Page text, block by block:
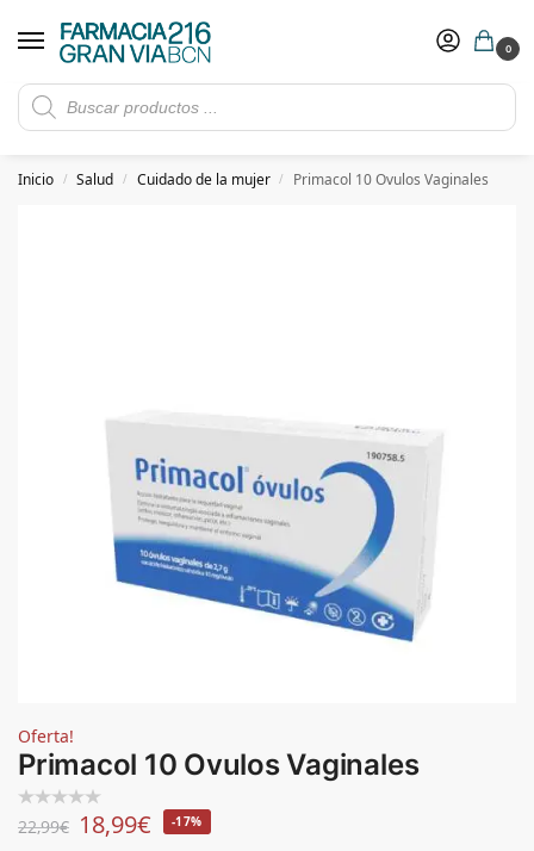
0
Rebajas de verano hasta -30%
​ 5€ de descuento con el cupón 5GRANVIA (compras superiores a 150€)
Inicio / Salud / Cuidado de la mujer / Primacol 10 Ovulos Vaginales
Oferta!
Primacol 10 Ovulos Vaginales
22,99€ 18,99€ -17%